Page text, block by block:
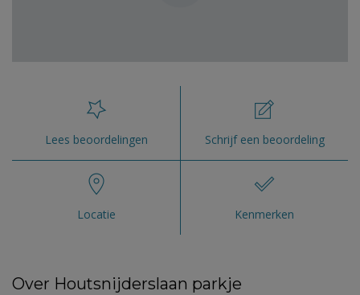
Lees beoordelingen Schrijf een beoordeling
Locatie Kenmerken
Over Houtsnijderslaan parkje